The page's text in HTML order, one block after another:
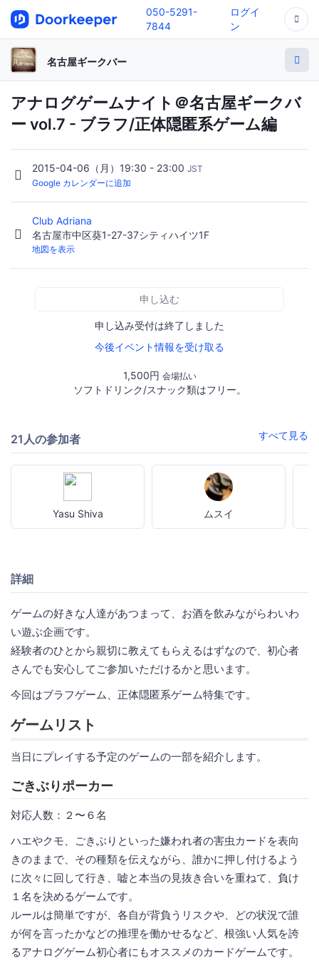
050-5291-
7844
ログイ
ン
名古屋ギークバー
アナログゲームナイト＠名古屋ギークバ
ー vol.7 - ブラフ/正体隠匿系ゲーム編
2015-04-06（月）19:30 - 23:00 JST
Google カレンダーに追加
Club Adriana
名古屋市中区葵1-27-37シティハイツ1F
地図を表示
申し込む
申し込み受付は終了しました
今後イベント情報を受け取る
1,500円 会場払い
ソフトドリンク/スナック類はフリー。
21人の参加者 すべて見る
Yasu Shiva ムスイ
詳細
ゲームの好きな人達があつまって、お酒を飲みながらわいわ
い遊ぶ企画です。
経験者のひとから親切に教えてもらえるはずなので、初心者
さんでも安心してご参加いただけるかと思います。
今回はブラフゲーム、正体隠匿系ゲーム特集です。
ゲームリスト
当日にプレイする予定のゲームの一部を紹介します。
ごきぶりポーカー
対応人数：２〜６名
ハエやクモ、ごきぶりといった嫌われ者の害虫カードを表向
きのままで、その種類を伝えながら、誰かに押し付けるよう
に次々に回して行き、嘘と本当の見抜き合いを重ねて、負け
１名を決めるゲームです。
ルールは簡単ですが、各自が背負うリスクや、どの状況で誰
が何を言ったかなどの推理を働かせるなど、根強い人気を誇
るアナログゲーム初心者にもオススメのカードゲームです。